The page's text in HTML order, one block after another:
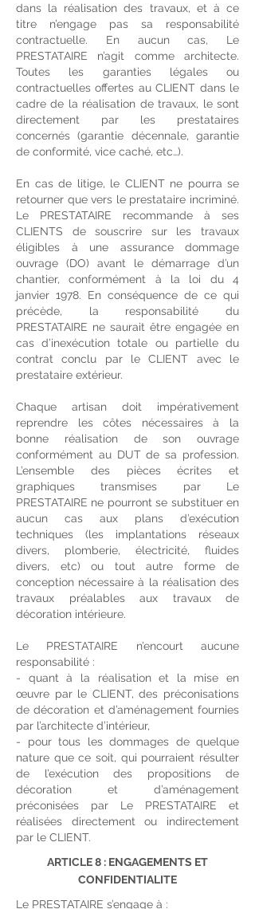
dans la réalisation des travaux, et à ce
titre n’engage pas sa responsabilité
contractuelle. En aucun cas, Le
PRESTATAIRE n’agit comme architecte.
Toutes les garanties légales ou
contractuelles offertes au CLIENT dans le
cadre de la réalisation de travaux, le sont
directement par les prestataires
concernés (garantie décennale, garantie
de conformité, vice caché, etc…).
En cas de litige, le CLIENT ne pourra se
retourner que vers le prestataire incriminé.
Le PRESTATAIRE recommande à ses
CLIENTS de souscrire sur les travaux
éligibles à une assurance dommage
ouvrage (DO) avant le démarrage d’un
chantier, conformément à la loi du 4
janvier 1978. En conséquence de ce qui
précède, la responsabilité du
PRESTATAIRE ne saurait être engagée en
cas d’inexécution totale ou partielle du
contrat conclu par le CLIENT avec le
prestataire extérieur.
Chaque artisan doit impérativement
reprendre les côtes nécessaires à la
bonne réalisation de son ouvrage
conformément au DUT de sa profession.
L’ensemble des pièces écrites et
graphiques transmises par Le
PRESTATAIRE ne pourront se substituer en
aucun cas aux plans d’exécution
techniques (les implantations réseaux
divers, plomberie, électricité, fluides
divers, etc) ou tout autre forme de
conception nécessaire à la réalisation des
travaux préalables aux travaux de
décoration intérieure.
Le PRESTATAIRE n’encourt aucune
responsabilité :
- quant à la réalisation et la mise en
œuvre par le CLIENT, des préconisations
de décoration et d’aménagement fournies
par l’architecte d’intérieur,
- pour tous les dommages de quelque
nature que ce soit, qui pourraient résulter
de l’exécution des propositions de
décoration et d’aménagement
préconisées par Le PRESTATAIRE et
réalisées directement ou indirectement
par le CLIENT.
ARTICLE 8 : ENGAGEMENTS ET
CONFIDENTIALITE
Le PRESTATAIRE s’engage à :